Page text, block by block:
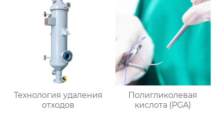
Технология удаления
отходов
Полигликолевая
кислота (PGA)